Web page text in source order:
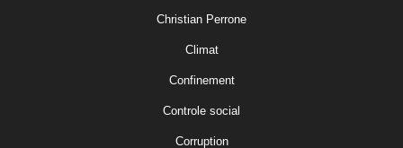
Christian Perrone
Climat
Confinement
Controle social
Corruption